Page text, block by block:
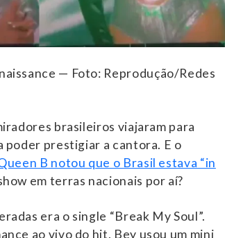
— Foto: Reprodução/Redes
brasileiros viajaram para
poder prestigiar a cantora. E o
B notou que o Brasil estava “in
em terras nacionais por aí?
era o single “Break My Soul”.
ao vivo do hit, Bey usou um mini